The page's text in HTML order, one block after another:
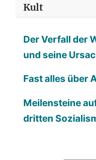
Kult
Der Verfall der
und seine
Fast alles über
Meilensteine
dritten